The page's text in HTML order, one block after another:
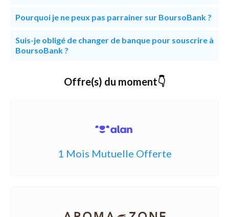
Pourquoi je ne peux pas parrainer sur BoursoBank ?
Suis-je obligé de changer de banque pour souscrire à
BoursoBank ?
Offre(s) du moment👇
1 Mois Mutuelle Offerte